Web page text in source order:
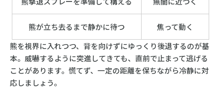
熊が立ち去るまで静かに待つ
焦って動く
熊を視界に入れつつ、背を向けずにゆっくり後退するのが基
本。威嚇するように突進してきても、直前で止まって逃げる
ことがあります。慌てず、一定の距離を保ちながら冷静に対
応しましょう。